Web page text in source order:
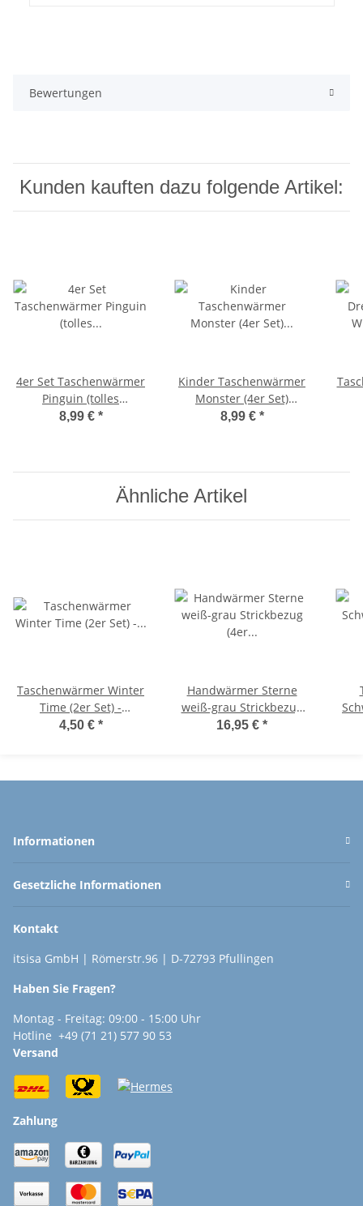
Bewertungen
Kunden kauften dazu folgende Artikel:
4er Set Taschenwärmer
Pinguin (tolles
Wichtelgeschenk)
8,99 € *
Kinder Taschenwärmer
Monster (4er Set)
Handwärmer
8,99 € *
Ähnliche Artikel
Taschenwärmer Winter
Time (2er Set) -
Wichtelgeschenk,
4,50 € *
Handwärmer Sterne
weiß-grau Strickbezug
(4er Set) Taschenwärmer
16,95 € *
Informationen
Gesetzliche Informationen
Kontakt
itsisa GmbH | Römerstr.96 | D-72793 Pfullingen
Haben Sie Fragen?
Montag - Freitag: 09:00 - 15:00 Uhr
Hotline +49 (71 21) 577 90 53
Versand
Zahlung